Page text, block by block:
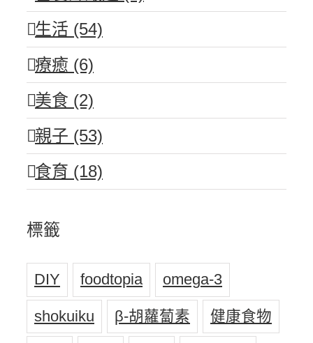
生活 (54)
療癒 (6)
美食 (2)
親子 (53)
食育 (18)
標籤
DIY foodtopia omega-3
shokuiku β-胡蘿蔔素 健康食物